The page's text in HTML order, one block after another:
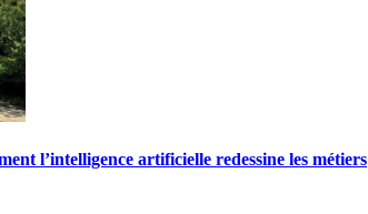
l’intelligence artificielle redessine les métiers